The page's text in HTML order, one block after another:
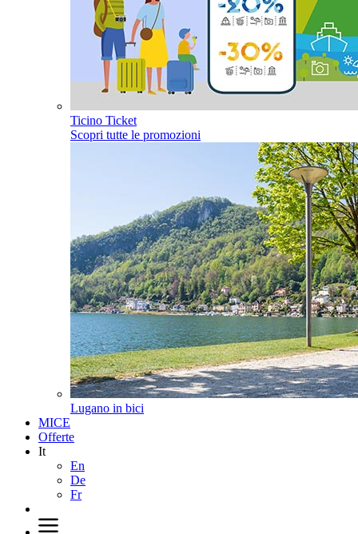
Ticino Ticket
Scopri tutte le promozioni
Lugano in bici
MICE
Offerte
It
En
De
Fr